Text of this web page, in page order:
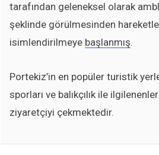
tarafından geleneksel olarak
şeklinde görülmesinden
isimlendirilmeye başlanmış.
Portekiz’in en popüler turistik
sporları ve balıkçılık ile
ziyaretçiyi çekmektedir.